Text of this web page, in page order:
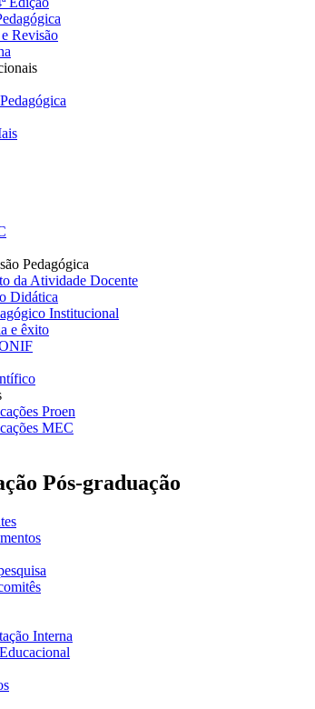
Revisão
Pedagógica
da Atividade Docente
Didática
Institucional
e êxito
Proen
MEC
Pós-graduação
Interna